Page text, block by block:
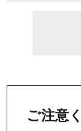
ご注意